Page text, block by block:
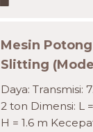
Mesin
Slitting
Daya: Transmisi:
2 ton Dimensi: L
H = 1.6 m